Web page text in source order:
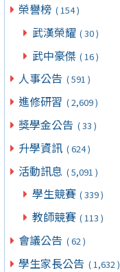
榮譽榜 ( 154 )
武漢榮耀 ( 30 )
武中豪傑 ( 16 )
人事公告 ( 591 )
進修研習 ( 2,609 )
獎學金公告 ( 33 )
升學資訊 ( 624 )
活動訊息 ( 5,091 )
學生競賽 ( 339 )
教師競賽 ( 113 )
會議公告 ( 62 )
學生家長公告 ( 1,632 )